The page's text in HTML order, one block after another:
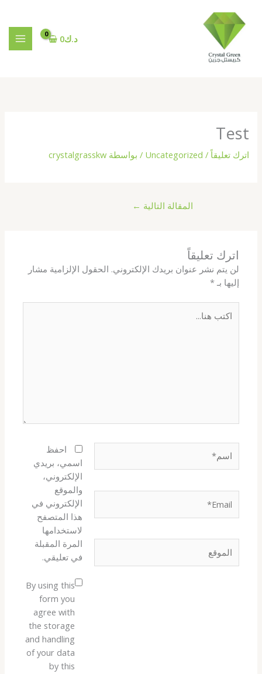
المحتوى
د.ك0
Test
اترك تعليقاً /
Uncategorized / بواسطة crystalgrasskw
المقالة التالية ←
اترك تعليقاً
لن يتم نشر عنوان بريدك الإلكتروني. الحقول الإلزامية مشار
إليها بـ*
هنا...
احفظ
اسمي، بريدي
الإلكتروني،
والموقع
الإلكتروني في
هذا المتصفح
لاستخدامها
المرة المقبلة
في تعليقي.
By using this
form you
agree with
the storage
and handling
of your data
by this